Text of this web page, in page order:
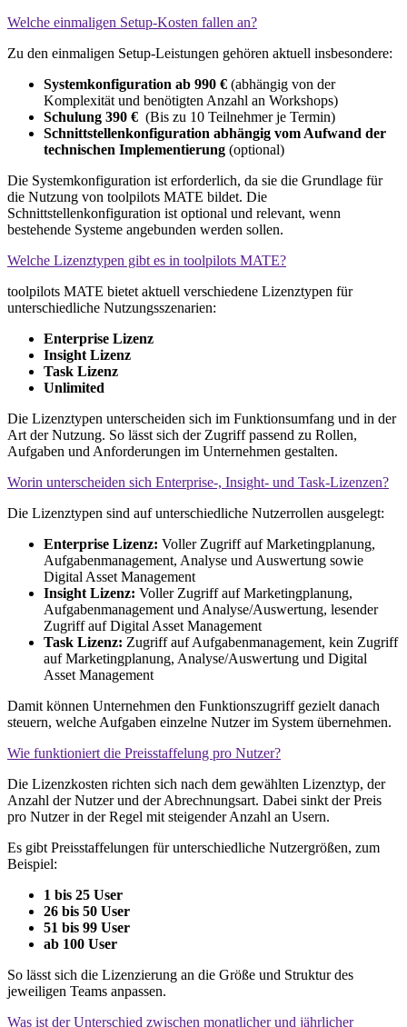
Welche einmaligen Setup-Kosten fallen an?
Zu den einmaligen Setup-Leistungen gehören aktuell insbesondere:
Systemkonfiguration ab 990 € (abhängig von der
Komplexität und benötigten Anzahl an Workshops)
Schulung 390 € (Bis zu 10 Teilnehmer je Termin)
Schnittstellenkonfiguration abhängig vom Aufwand der
technischen Implementierung (optional)
Die Systemkonfiguration ist erforderlich, da sie die Grundlage für
die Nutzung von toolpilots MATE bildet. Die
Schnittstellenkonfiguration ist optional und relevant, wenn
bestehende Systeme angebunden werden sollen.
Welche Lizenztypen gibt es in toolpilots MATE?
toolpilots MATE bietet aktuell verschiedene Lizenztypen für
unterschiedliche Nutzungsszenarien:
Enterprise Lizenz
Insight Lizenz
Task Lizenz
Unlimited
Die Lizenztypen unterscheiden sich im Funktionsumfang und in der
Art der Nutzung. So lässt sich der Zugriff passend zu Rollen,
Aufgaben und Anforderungen im Unternehmen gestalten.
Worin unterscheiden sich Enterprise-, Insight- und Task-Lizenzen?
Die Lizenztypen sind auf unterschiedliche Nutzerrollen ausgelegt:
Enterprise Lizenz: Voller Zugriff auf Marketingplanung,
Aufgabenmanagement, Analyse und Auswertung sowie
Digital Asset Management
Insight Lizenz: Voller Zugriff auf Marketingplanung,
Aufgabenmanagement und Analyse/Auswertung, lesender
Zugriff auf Digital Asset Management
Task Lizenz: Zugriff auf Aufgabenmanagement, kein Zugriff
auf Marketingplanung, Analyse/Auswertung und Digital
Asset Management
Damit können Unternehmen den Funktionszugriff gezielt danach
steuern, welche Aufgaben einzelne Nutzer im System übernehmen.
Wie funktioniert die Preisstaffelung pro Nutzer?
Die Lizenzkosten richten sich nach dem gewählten Lizenztyp, der
Anzahl der Nutzer und der Abrechnungsart. Dabei sinkt der Preis
pro Nutzer in der Regel mit steigender Anzahl an Usern.
Es gibt Preisstaffelungen für unterschiedliche Nutzergrößen, zum
Beispiel:
1 bis 25 User
26 bis 50 User
51 bis 99 User
ab 100 User
So lässt sich die Lizenzierung an die Größe und Struktur des
jeweiligen Teams anpassen.
Was ist der Unterschied zwischen monatlicher und jährlicher